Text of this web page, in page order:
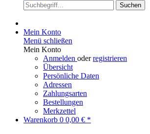
Suchen
Mein Konto
Menü schließen
Mein Konto
Anmelden oderregistrieren
Übersicht
Persönliche Daten
Adressen
Zahlungsarten
Bestellungen
Merkzettel
Warenkorb 0 0,00 € *